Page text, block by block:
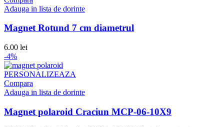
Adauga in lista de dorinte
Magnet Rotund 7 cm diametrul
6.00 lei
-4%
PERSONALIZEAZA
Compara
Adauga in lista de dorinte
Magnet polaroid Craciun MCP-06-10X9